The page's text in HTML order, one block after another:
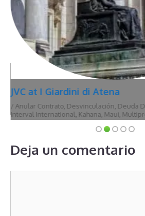
JVC at I Giardini di Atena
/ Anular Contrato, Desvinculación, Deuda
Interval International, Kahana, Maui,